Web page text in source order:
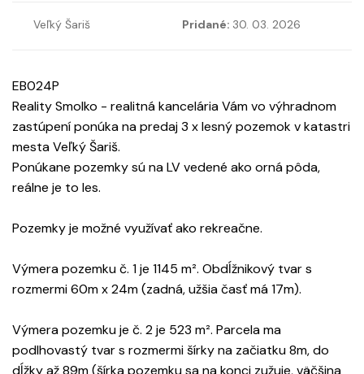
Veľký Šariš Pridané: 30. 03. 2026
EB024P
Reality Smolko - realitná kancelária Vám vo výhradnom
zastúpení ponúka na predaj 3 x lesný pozemok v katastri
mesta Veľký Šariš.
Ponúkane pozemky sú na LV vedené ako orná pôda,
reálne je to les.
Pozemky je možné využívať ako rekreačne.
Výmera pozemku č. 1 je 1145 m². Obdĺžnikový tvar s
rozmermi 60m x 24m (zadná, užšia časť má 17m).
Výmera pozemku je č. 2 je 523 m². Parcela ma
podlhovastý tvar s rozmermi šírky na začiatku 8m, do
dĺžky až 89m (šírka pozemku sa na konci zužuje, väčšina